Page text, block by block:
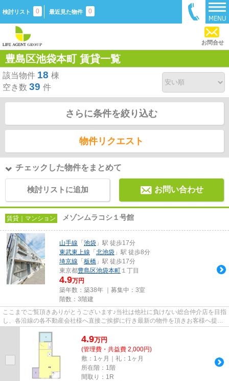
検討リスト 0 最近見た物件 0
お問合せ
豊島区池袋本町 賃貸一覧
該当物件 18 棟
空き数 39 件
さらに条件を絞り込む
物件リクエスト
チェックした物件をまとめて
検討リストに追加 お問い合わせ
賃貸｜マンション メゾンムラコシ１号館
山手線 「 池袋 」駅 徒歩17分
東武東上線 「 北池袋 」駅 徒歩8分
埼京線 「 板橋 」駅 徒歩17分
東京都豊島区池袋本町 １丁目
4.9万円
築年数：築38年 ｜募集中： 3室
階数：3階建
ここまでご覧頂きありがとうございます♪当社は他社に負けない総合仲介店を目指
し、各沿線の各不動産会社様へ直接ご挨拶に行き最新の物件を頂きお客様へ提供
4.9万円
(管理費・共益費 2,000円)
敷：1ヶ月｜礼：1ヶ月
所在階：1階
間取り：1R